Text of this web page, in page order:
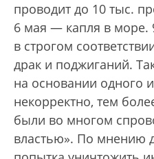
проводит до 10 тыс.
6 мая — капля в море.
в строгом
драк и поджиганий.
на основании одного
некорректно, тем
были во многом
властью». По мнению